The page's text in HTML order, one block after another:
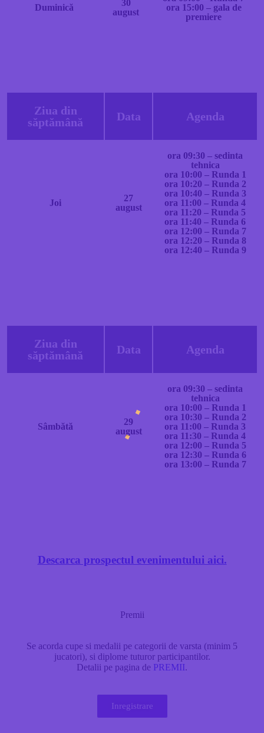
Duminică
30
august
ora 15:00 – gala de
premiere
Ziua din
săptămână
Data Agenda
Joi
27
august
ora 09:30 – sedinta
tehnica
ora 10:00 – Runda 1
ora 10:20 – Runda 2
ora 10:40 – Runda 3
ora 11:00 – Runda 4
ora 11:20 – Runda 5
ora 11:40 – Runda 6
ora 12:00 – Runda 7
ora 12:20 – Runda 8
ora 12:40 – Runda 9
Ziua din
săptămână
Data Agenda
Sâmbătă
29
august
ora 09:30 – sedinta
tehnica
ora 10:00 – Runda 1
ora 10:30 – Runda 2
ora 11:00 – Runda 3
ora 11:30 – Runda 4
ora 12:00 – Runda 5
ora 12:30 – Runda 6
ora 13:00 – Runda 7
Descarca prospectul evenimentului aici.
Premii
Se acorda cupe si medalii pe categorii de varsta (minim 5
jucatori), si diplome tuturor participantilor.
Detalii pe pagina de PREMII.
Inregistrare